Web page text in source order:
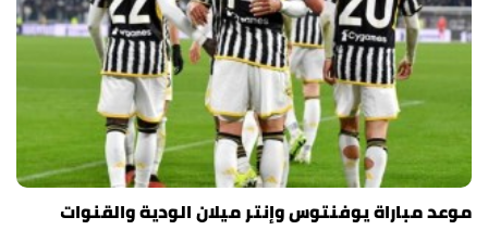
موعد مباراة يوفنتوس وإنتر ميلان الودية والقنوات